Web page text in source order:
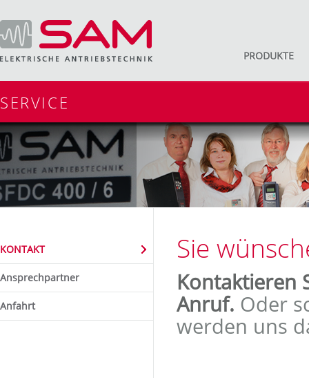
PRODUKTE
SERVICE
KONTAKT
Ansprechpartner
Anfahrt
Sie
Kontaktieren
Anruf. Oder
werden uns